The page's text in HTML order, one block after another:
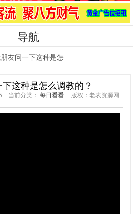
导航
友问一下这种是怎
这种是怎么调教的？
当前分类： 每日看看版权：老表资源网